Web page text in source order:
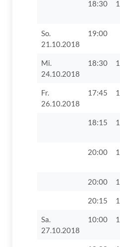
18:30 1
So.
21.10.2018
19:00
Mi.
24.10.2018
18:30 1
Fr.
26.10.2018
17:45 1
18:15 1
20:00 1
20:00 1
20:15 1
Sa.
27.10.2018
10:00 1